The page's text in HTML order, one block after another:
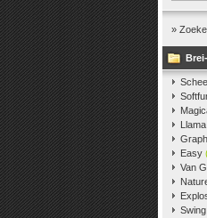
»
Easy
Van
Swing